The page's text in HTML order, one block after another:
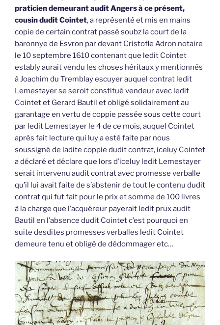
praticien demeurant audit Angers à ce présent,
cousin dudit Cointet, a représenté et mis en mains
copie de certain contrat passé soubz la court de la
baronnye de Esvron par devant Cristofle Adron notaire
le 10 septembre 1610 contenant que ledit Cointet
estably aurait vendu les choses héritaux y mentionnés
à Joachim du Tremblay escuyer auquel contrat ledit
Lemestayer se seroit constitué vendeur avec ledit
Cointet et Gerard Bautil et obligé solidairement au
garantage en vertu de coppie passée sous cette court
par ledit Lemestayer le 4 de ce mois, auquel Cointet
après fait lecture qui luy a esté faite par nous
soussigné de ladite coppie dudit contrat, iceluy Cointet
a déclaré et déclare que lors d’iceluy ledit Lemestayer
serait intervenu audit contrat avec promesse verballe
qu’il lui avait faite de s’abstenir de tout le contenu dudit
contrat qui fut fait pour le prix et somme de 100 livres
à la charge que l’acquéreur payerait ledit prux audit
Bautil en l’absence dudit Cointet c’est pourquoi en
suite desdites promesses verballes ledit Cointet
demeure tenu et obligé de dédommager etc…